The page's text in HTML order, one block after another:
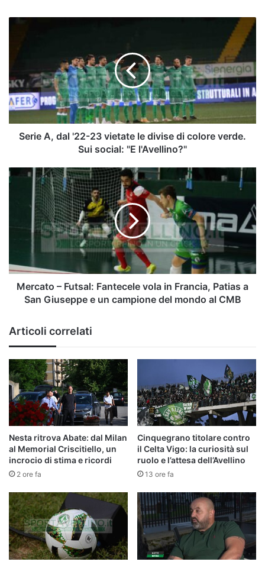
vietate
le
divise
di
colore
social:
"E
l'Avellino?"
Serie A, dal '22-23 vietate le divise di colore verde.
Sui social: "E l'Avellino?"
Mercato
–
Fantecele
a
San
Giuseppe
campione
del
mondo
al
CMB
Mercato – Futsal: Fantecele vola in Francia, Patias a
San Giuseppe e un campione del mondo al CMB
Articoli correlati
Nesta ritrova Abate: dal Milan
al Memorial Criscitiello, un
incrocio di stima e ricordi
2 ore fa
Cinquegrano titolare contro
il Celta Vigo: la curiosità sul
ruolo e l’attesa dell’Avellino
13 ore fa